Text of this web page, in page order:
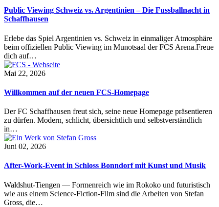
Public Viewing Schweiz vs. Argentinien – Die Fussballnacht in
Schaffhausen
Erlebe das Spiel Argentinien vs. Schweiz in einmaliger Atmosphäre
beim offiziellen Public Viewing im Munotsaal der FCS Arena.Freue
dich auf…
Mai 22, 2026
Willkommen auf der neuen FCS-Homepage
Der FC Schaffhausen freut sich, seine neue Homepage präsentieren
zu dürfen. Modern, schlicht, übersichtlich und selbstverständlich
in…
Juni 02, 2026
After-Work-Event in Schloss Bonndorf mit Kunst und Musik
Waldshut-Tiengen — Formenreich wie im Rokoko und futuristisch
wie aus einem Science-Fiction-Film sind die Arbeiten von Stefan
Gross, die…